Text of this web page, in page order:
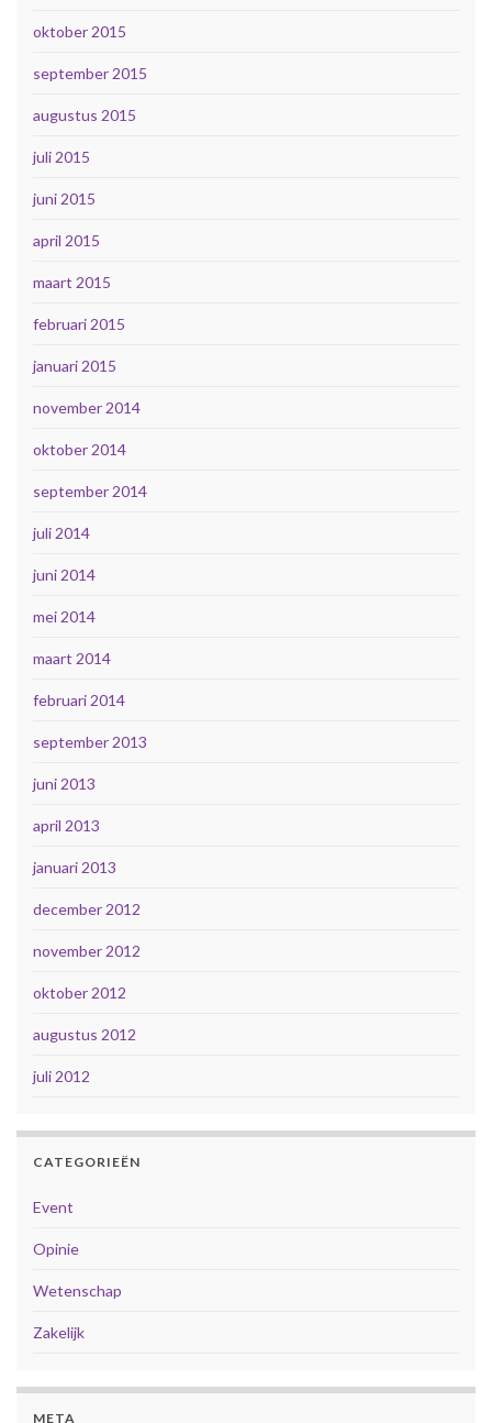
oktober 2015
september 2015
augustus 2015
juli 2015
juni 2015
april 2015
maart 2015
februari 2015
januari 2015
november 2014
oktober 2014
september 2014
juli 2014
juni 2014
mei 2014
maart 2014
februari 2014
september 2013
juni 2013
april 2013
januari 2013
december 2012
november 2012
oktober 2012
augustus 2012
juli 2012
CATEGORIEËN
Event
Opinie
Wetenschap
Zakelijk
META